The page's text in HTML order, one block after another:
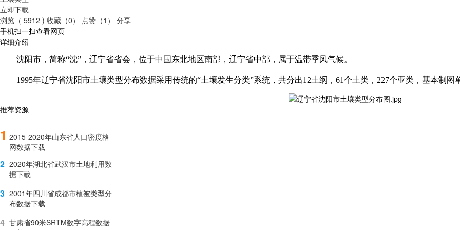
立即下载
浏览（ 5912 ) 收藏（0） 点赞（1）
分享
手机扫一扫查看网页
详细介绍
沈阳市，简称“沈”，辽宁省省会，位于中国东北地区南部，辽宁省中部，属于温带季风气候。
1995年辽宁省沈阳市土壤类型分布数据采用传统的“土壤发生分类”系统，共分出12土纲，61个土类，227个亚类，基本制图
推荐资源
1 2015-2020年山东省人口密度格
网数据下载
2 2020年湖北省武汉市土地利用数
据下载
3 2001年四川省成都市植被类型分
布数据下载
4 甘肃省90米SRTM数字高程数据